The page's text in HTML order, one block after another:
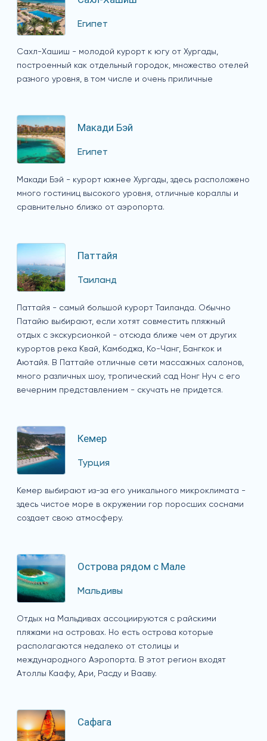
Египет
Сахл-Хашиш - молодой курорт к югу от Хургады,
построенный как отдельный городок, множество отелей
разного уровня, в том числе и очень приличные
Макади Бэй
Египет
Макади Бэй - курорт южнее Хургады, здесь расположено
много гостиниц высокого уровня, отличные кораллы и
сравнительно близко от аэропорта.
Паттайя
Таиланд
Паттайя - самый большой курорт Таиланда. Обычно
Патайю выбирают, если хотят совместить пляжный
отдых с экскурсионкой - отсюда ближе чем от других
курортов река Квай, Камбоджа, Ко-Чанг, Бангкок и
Аютайя. В Паттайе отличные сети массажных салонов,
много различных шоу, тропический сад Нонг Нуч с его
вечерним представлением - скучать не придется.
Кемер
Турция
Кемер выбирают из-за его уникального микроклимата -
здесь чистое море в окружении гор поросших соснами
создает свою атмосферу.
Острова рядом с Мале
Мальдивы
Отдых на Мальдивах ассоциируются с райскими
пляжами на островах. Но есть острова которые
располагаются недалеко от столицы и
международного Аэропорта. В этот регион входят
Атоллы Каафу, Ари, Расду и Вааву.
Сафага